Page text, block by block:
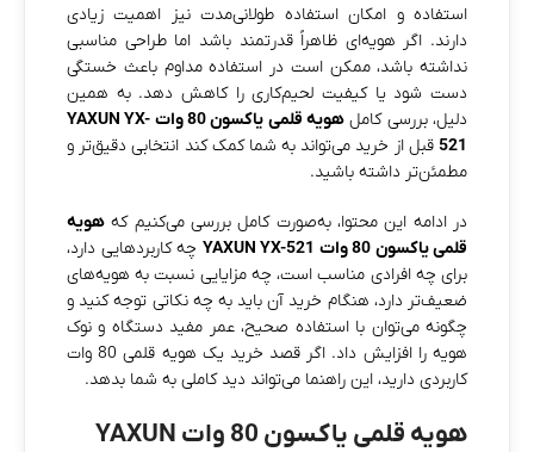
استفاده و امکان استفاده طولانی‌مدت نیز اهمیت زیادی
دارند. اگر هویه‌ای ظاهراً قدرتمند باشد اما طراحی مناسبی
نداشته باشد، ممکن است در استفاده مداوم باعث خستگی
دست شود یا کیفیت لحیم‌کاری را کاهش دهد. به همین
دلیل، بررسی کامل
هویه قلمی یاکسون 80 وات YAXUN YX-
521 قبل از خرید می‌تواند به شما کمک کند انتخابی دقیق‌تر و
مطمئن‌تر داشته باشید.
در ادامه این محتوا، به‌صورت کامل بررسی می‌کنیم که هویه
قلمی یاکسون 80 وات YAXUN YX-521
چه کاربردهایی دارد،
برای چه افرادی مناسب است، چه مزایایی نسبت به هویه‌های
ضعیف‌تر دارد، هنگام خرید آن باید به چه نکاتی توجه کنید و
چگونه می‌توان با استفاده صحیح، عمر مفید دستگاه و نوک
هویه را افزایش داد. اگر قصد خرید یک هویه قلمی 80 وات
کاربردی دارید، این راهنما می‌تواند دید کاملی به شما بدهد.
هویه قلمی یاکسون 80 وات YAXUN